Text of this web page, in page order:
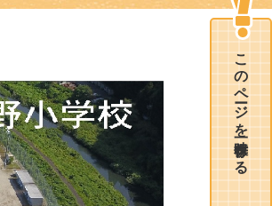
カ
このページを一時保存する